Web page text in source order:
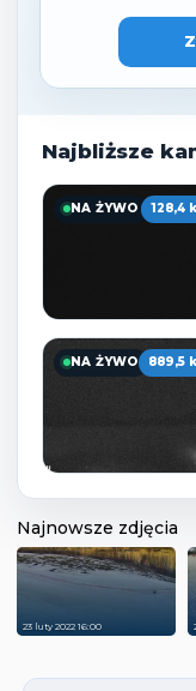
Najbliższe
NA ŻYWO 128,4
NA ŻYWO 889,5
Najnowsze zdjęcia
23 luty 2022 16:00